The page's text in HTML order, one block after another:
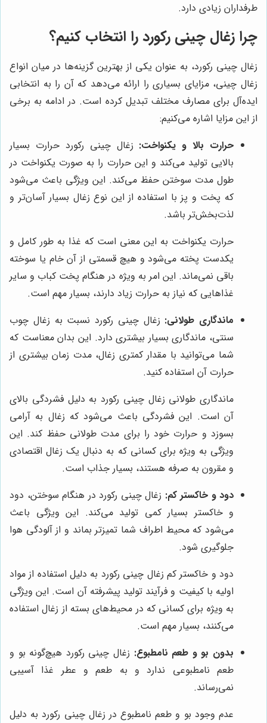
طرفداران زیادی دارد.
چرا زغال چینی رکورد را انتخاب کنیم؟
زغال چینی رکورد، به عنوان یکی از بهترین گزینه‌ها در میان انواع
زغال چینی، مزایای بسیاری را ارائه می‌دهد که آن را به انتخابی
ایده‌آل برای مصارف مختلف تبدیل کرده است. در ادامه به برخی
از این مزایا اشاره می‌کنیم:
حرارت بالا و یکنواخت: زغال چینی رکورد حرارت بسیار
بالایی تولید می‌کند و این حرارت را به صورت یکنواخت در
طول مدت سوختن حفظ می‌کند. این ویژگی باعث می‌شود
که پخت و پز با استفاده از این نوع زغال بسیار آسان‌تر و
لذت‌بخش‌تر باشد.
حرارت یکنواخت به این معنی است که غذا به طور کامل و
یکدست پخته می‌شود و هیچ قسمتی از آن خام یا سوخته
باقی نمی‌ماند. این امر به ویژه در هنگام پخت کباب و سایر
غذاهایی که نیاز به حرارت زیاد دارند، بسیار مهم است.
ماندگاری طولانی: زغال چینی رکورد نسبت به زغال چوب
سنتی، ماندگاری بسیار بیشتری دارد. این بدان معناست که
شما می‌توانید با مقدار کمتری زغال، مدت زمان بیشتری از
حرارت آن استفاده کنید.
ماندگاری طولانی زغال چینی رکورد به دلیل فشردگی بالای
آن است. این فشردگی باعث می‌شود که زغال به آرامی
بسوزد و حرارت خود را برای مدت طولانی حفظ کند. این
ویژگی به ویژه برای کسانی که به دنبال یک زغال اقتصادی
و مقرون به صرفه هستند، بسیار جذاب است.
دود و خاکستر کم: زغال چینی رکورد در هنگام سوختن، دود
و خاکستر بسیار کمی تولید می‌کند. این ویژگی باعث
می‌شود که محیط اطراف شما تمیزتر بماند و از آلودگی هوا
جلوگیری شود.
دود و خاکستر کم زغال چینی رکورد به دلیل استفاده از مواد
اولیه با کیفیت و فرآیند تولید پیشرفته آن است. این ویژگی
به ویژه برای کسانی که در محیط‌های بسته از زغال استفاده
می‌کنند، بسیار مهم است.
بدون بو و طعم نامطبوع: زغال چینی رکورد هیچ‌گونه بو و
طعم نامطبوعی ندارد و به طعم و عطر غذا آسیبی
نمی‌رساند.
عدم وجود بو و طعم نامطبوع در زغال چینی رکورد به دلیل